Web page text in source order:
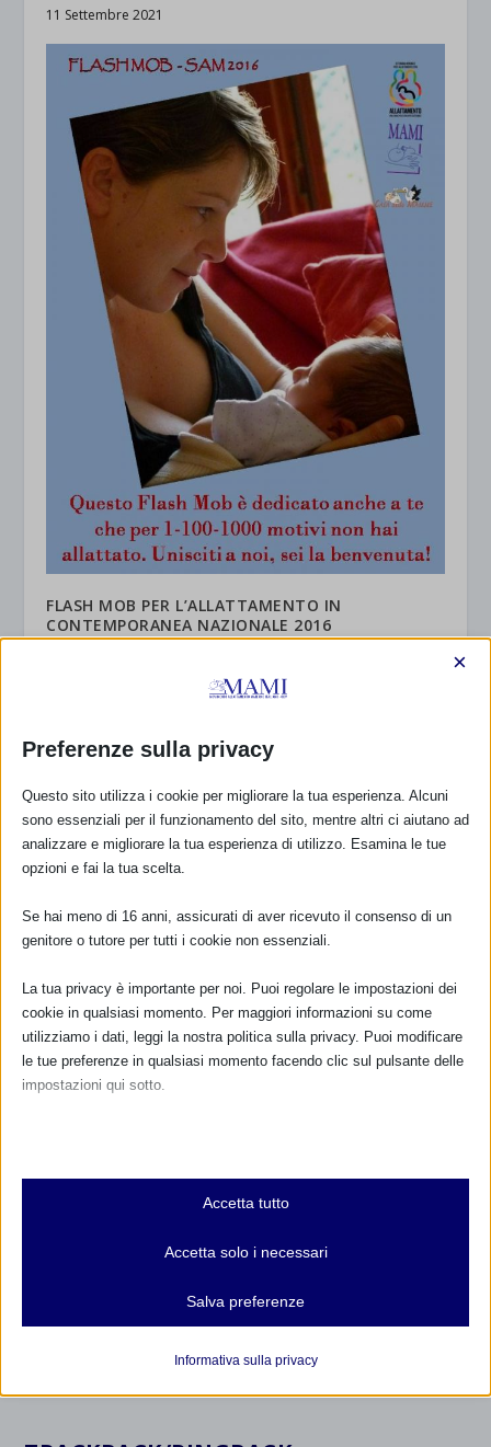
11 Settembre 2021
FLASH MOB PER L’ALLATTAMENTO IN
CONTEMPORANEA NAZIONALE 2016
Pubblicato il 6° Rapporto CRC
9 Giugno 2013
movimenti impegnati nella Campagna
Elettorale Nazionale 2018
Preferenze sulla privacy
×
Questo sito utilizza i cookie per migliorare la tua esperienza. Alcuni
sono essenziali per il funzionamento del sito, mentre altri ci aiutano ad
analizzare e migliorare la tua esperienza di utilizzo. Esamina le tue
opzioni e fai la tua scelta.
Se hai meno di 16 anni, assicurati di aver ricevuto il consenso di un
genitore o tutore per tutti i cookie non essenziali.
La tua privacy è importante per noi. Puoi regolare le impostazioni dei
cookie in qualsiasi momento. Per maggiori informazioni su come
utilizziamo i dati, leggi la nostra politica sulla privacy. Puoi modificare
le tue preferenze in qualsiasi momento facendo clic sul pulsante delle
impostazioni qui sotto.
Essenziali
I cookie e i servizi essenziali abilitano le funzioni di base e sono
e servizi non richiedono il consenso dell'utente secondo il GDPR.
Analitici
interagiscono con il nostro sito web.
Accetta tutto
Accetta solo i necessari
Salva preferenze
Informativa sulla privacy